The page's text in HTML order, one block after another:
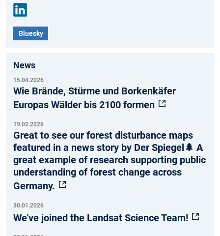
Link
edIn
Bluesky
News
15.04.2026
Wie Brände, Stürme und Borkenkäfer
Europas Wälder bis 2100 formen
19.02.2026
Great to see our forest disturbance maps
featured in a news story by Der Spiegel🌲 A
great example of research supporting public
understanding of forest change across
Germany.
30.01.2026
We've joined the Landsat Science Team!